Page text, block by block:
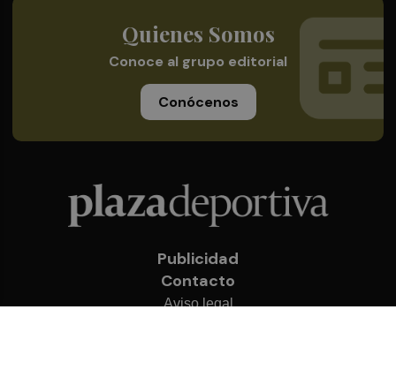
Quienes Somos
Conoce al grupo editorial
Conócenos
Publicidad
Contacto
Aviso legal